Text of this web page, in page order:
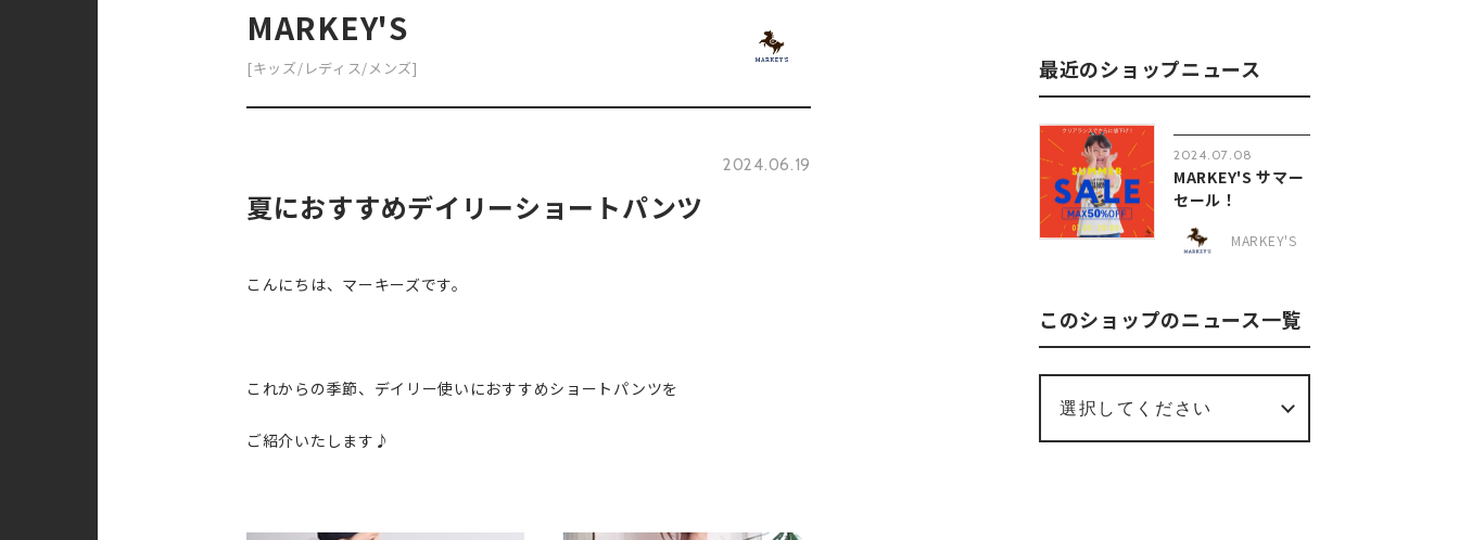
MARKEY'S
[キッズ/レディス/メンズ]
2024.06.19
夏におすすめデイリーショートパンツ
こんにちは、マーキーズです。
これからの季節、デイリー使いにおすすめショートパンツを
ご紹介いたします♪
最近のショップニュース
2024.07.08
MARKEY'S サマー
セール！
MARKEY'S
このショップのニュース一覧